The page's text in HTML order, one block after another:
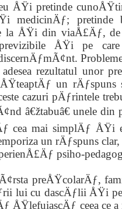
ÅŸi pretinde
medicinÄƒ; pretinde
la ÅŸi din viaÅ£Äƒ,
ÅŸi pe
rezultatul unor
un rÄƒspuns
cazuri pÄƒrintele
â€žtabuâ€ unele din
cea mai simplÄƒ ÅŸi
un rÄƒspuns
psiho-
preÅŸcolarÄƒ,
lui cu dascÄƒlii ÅŸi
ÅŸlefuiascÄƒ ceea ce a